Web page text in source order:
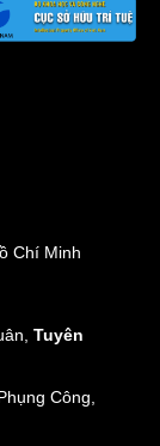
Chí Minh
Tuyên
Công,